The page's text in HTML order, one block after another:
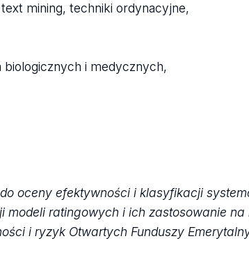
mining, techniki ordynacyjne,
i medycznych,
oceny efektywności i klasyfikacji
modeli ratingowych i ich zastosowanie
i ryzyk Otwartych Funduszy